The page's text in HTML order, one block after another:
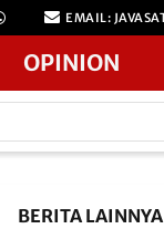
EMAIL:
OPINION
BERITA LAINNYA